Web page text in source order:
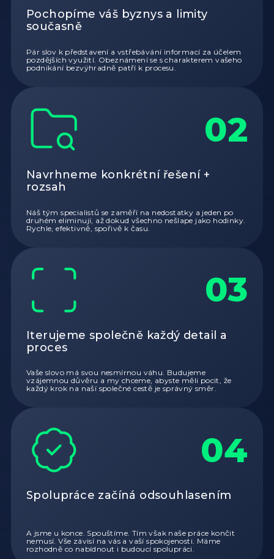
Pochopíme váš byznys a limity
současně
Pár slov k představení a vstřebávání informací za účelem
pozdějších využití. Obeznámení se s charakterem vašeho
podnikání bezvýhradně patří k procesu.
02
Navrhneme konkrétní řešení +
rozsah
Náš tým specialistů se zaměří na nedostatky a jeden po
druhém eliminují, až dokud všechno nešlape jako hodinky.
Rychle, efektivně, spořivě k času.
03
Iterujeme společně každý detail a
proces
Vaše slovo má svou nesmírnou váhu. Budujeme
vzájemnou důvěru a my chceme, abyste měli pocit, že
každý krok na naší společné cestě je správný směr.
04
Spolupráce začíná odsouhlasením
A jsme u konce. Spouštíme. Tím však naše práce končit
nemusí. Vše závisí na vás a vaší spokojenosti. Máme
rozhodně co nabídnout i budoucí spolupráci.